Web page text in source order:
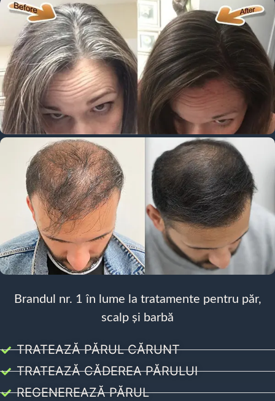
Brandul nr. 1 în lume la tratamente pentru păr,
scalp și barbă
TRATEAZĂ PĂRUL CĂRUNT
TRATEAZĂ CĂDEREA PĂRULUI
REGENEREAZĂ PĂRUL